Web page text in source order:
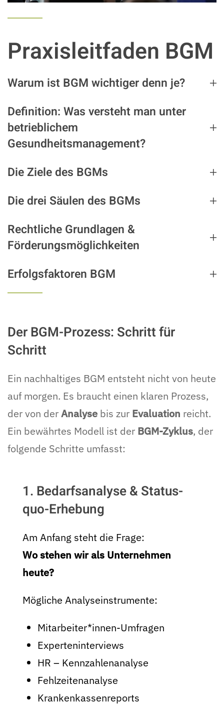
Praxisleitfaden BGM
Warum ist BGM wichtiger denn je?
Definition: Was versteht man unter
betrieblichem
Gesundheitsmanagement?
Die Ziele des BGMs
Die drei Säulen des BGMs
Rechtliche Grundlagen &
Förderungsmöglichkeiten
Erfolgsfaktoren BGM
Der BGM-Prozess: Schritt für
Schritt
Ein nachhaltiges BGM entsteht nicht von heute
auf morgen. Es braucht einen klaren Prozess,
der von derAnalyse bis zur Evaluation reicht.
Ein bewährtes Modell ist der BGM-Zyklus, der
folgende Schritte umfasst:
1. Bedarfsanalyse & Status-
quo-Erhebung
Am Anfang steht die Frage:
Wo stehen wir als Unternehmen
heute?
Mögliche Analyseinstrumente:
Mitarbeiter*innen-Umfragen
Experteninterviews
HR – Kennzahlenanalyse
Fehlzeitenanalyse
Krankenkassenreports